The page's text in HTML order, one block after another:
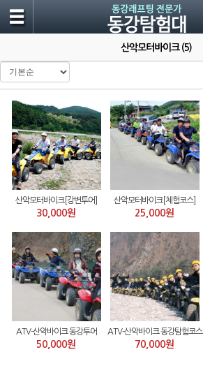
산악모터바이크 (5)
산악모터바이크[강변투어]
30,000원
산악모터바이크[체험코스]
25,000원
ATV-산악바이크 동강투어
50,000원
ATV-산악바이크 동강탐험코스
70,000원